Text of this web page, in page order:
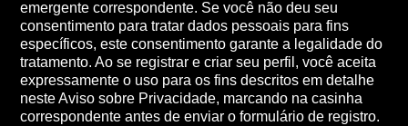
emergente correspondente. Se você não deu seu
consentimento para tratar dados pessoais para fins
específicos, este consentimento garante a legalidade do
tratamento. Ao se registrar e criar seu perfil, você aceita
expressamente o uso para os fins descritos em detalhe
neste Aviso sobre Privacidade, marcando na casinha
correspondente antes de enviar o formulário de registro.